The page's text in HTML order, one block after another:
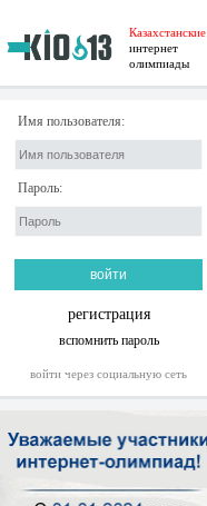
Казахстанские
интернет
олимпиады
Имя пользователя:
Пароль:
регистрация
вспомнить пароль
войти через социальную сеть